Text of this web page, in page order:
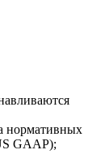
нормативных
GAAP);